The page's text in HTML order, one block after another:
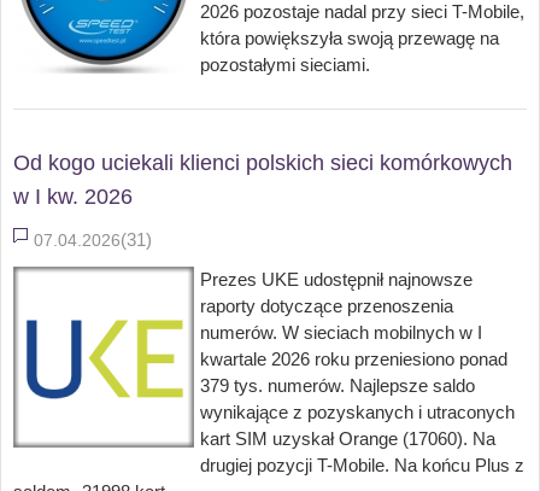
2026 pozostaje nadal przy sieci T-Mobile,
która powiększyła swoją przewagę na
pozostałymi sieciami.
Od kogo uciekali klienci polskich sieci komórkowych
w I kw. 2026
07.04.2026(31)
Prezes UKE udostępnił najnowsze
raporty dotyczące przenoszenia
numerów. W sieciach mobilnych w I
kwartale 2026 roku przeniesiono ponad
379 tys. numerów. Najlepsze saldo
wynikające z pozyskanych i utraconych
kart SIM uzyskał Orange (17060). Na
drugiej pozycji T-Mobile. Na końcu Plus z